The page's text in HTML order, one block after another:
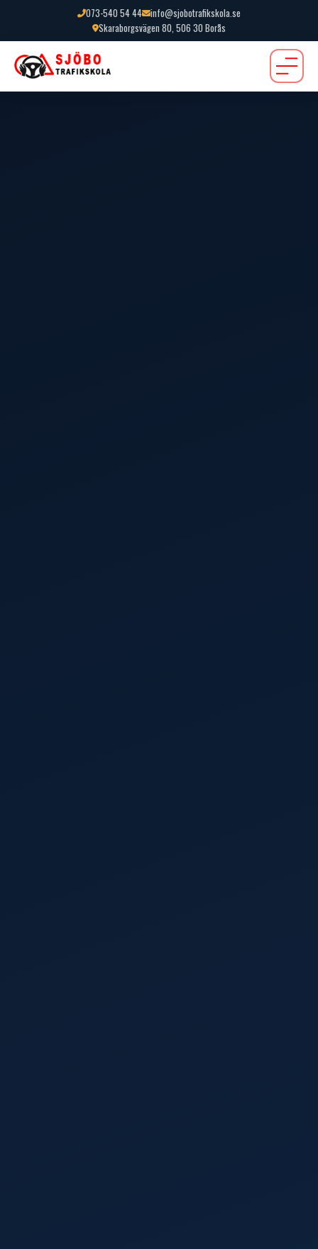
073-540 54 44
info@sjobotrafikskola.se
Skaraborgsvägen 80, 506 30 Borås